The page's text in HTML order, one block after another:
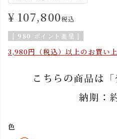
¥ 107,800税込
[ 980 ポイント進呈 ]
3,980円（税込）以上のお買い
色